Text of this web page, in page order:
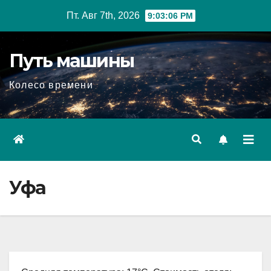
Пт. Авг 7th, 2026 9:03:07 PM
Путь машины
Колесо времени
Уфа